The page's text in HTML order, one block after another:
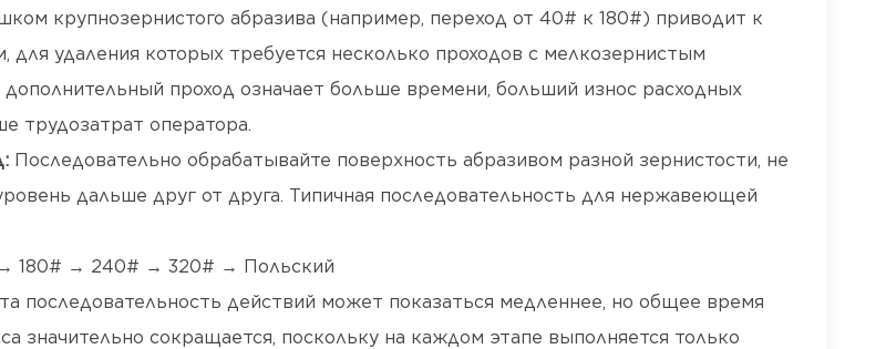
крупнозернистого абразива (например, переход от 40# к 180#) приводит к
для удаления которых требуется несколько проходов с мелкозернистым
проход означает больше времени, больший износ расходных
трудозатрат оператора.
Последовательно обрабатывайте поверхность абразивом разной зернистости, не
дальше друг от друга. Типичная последовательность для нержавеющей
180# → 240# → 320# → Польский
последовательность действий может показаться медленнее, но общее время
значительно сокращается, поскольку на каждом этапе выполняется только